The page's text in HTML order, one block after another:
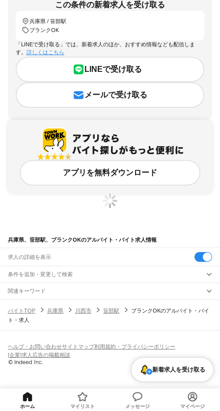
この条件の新着求人を受け取る
兵庫県 / 笹部駅
ブランクOK
「LINEで受け取る」では、新着求人のほか、おすすめ情報なども配信しま
す。 詳しくはこちら
LINEで受け取る
メールで受け取る
アプリを無料ダウンロード
兵庫県、笹部駅、ブランクOKのアルバイト・バイト求人情報
求人の詳細を表示
条件を追加・変更して検索
市区町村を追加・変更
兵庫県すべて
神戸市
西脇市宝塚市三木市高砂市川西市小野市三田市加西市丹波篠山市
丹波市南あわじ市朝来市 たつの市川辺郡多可郡加古郡
神崎郡揖保郡
駅を追加・変更
JR神戸線(神戸～姫路)
神戸駅 兵庫駅 須磨駅 塩屋駅
東加古川駅 加古川駅宝殿駅曽根駅
JR山陽本線(姫路～岡山)
姫路駅英賀保駅 はりま勝原駅 相生駅有年駅
職種を追加・変更
飲食・フードサービスすべて
ホールスタッフキッチンスタッフ
パン屋（ベーカリー）
バー（BAR）・バーテンダー
飲食店（店長・マネージャー）
営業テレフォンアポインター（テレアポ） ルートセールス
フードカウンター販売員
アパレル
家電量販店・携帯販売（携帯ショップ）
販売店（店長・マネージャー） その他販売
人気
日払いOK高校生歓迎 髪型・髪色自由
留学生・外国人活躍中
シフト
土日祝のみOK
平日のみOK週1日からOK 週2・3日からOK
週4日以上OK
雇用形態を追加・変更
派遣社員
業務委託
関連キーワード
バイトTOP
兵庫県 川西市 笹部駅
ブランクOKのアルバイト・バイ
ト・求人
新着求人を受け取る
ヘルプ・お問い合わせサイトマップ利用規約・プライバシーポリシー
[企業]求人広告の掲載相談
ホーム マイリスト メッセージ マイページ